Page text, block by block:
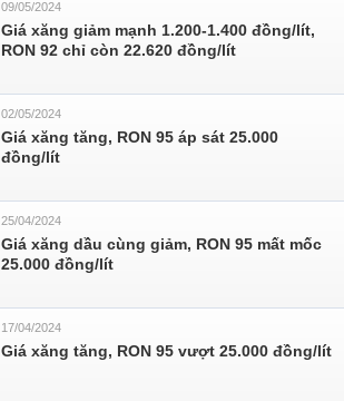
09/05/2024
Giá xăng giảm mạnh 1.200-1.400 đồng/lít,
RON 92 chỉ còn 22.620 đồng/lít
02/05/2024
Giá xăng tăng, RON 95 áp sát 25.000
đồng/lít
25/04/2024
Giá xăng dầu cùng giảm, RON 95 mất mốc
25.000 đồng/lít
17/04/2024
Giá xăng tăng, RON 95 vượt 25.000 đồng/lít